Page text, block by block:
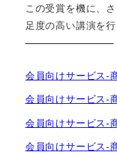
この受賞を機に、
足度の高い講演を
会員向けサービス-
会員向けサービス-
会員向けサービス-
会員向けサービス-